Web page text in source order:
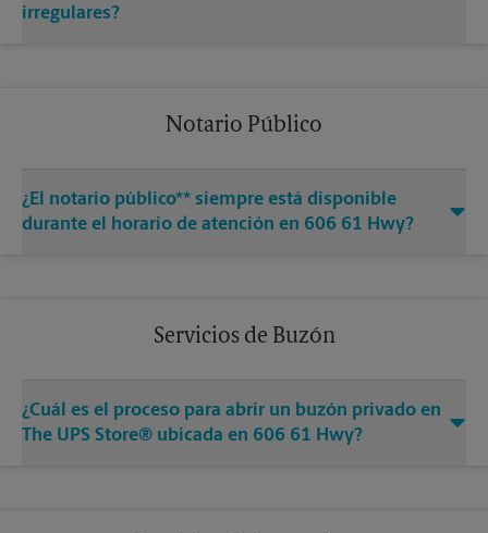
irregulares?
Notario Público
¿El notario público** siempre está disponible
durante el horario de atención en 606 61 Hwy?
Servicios de Buzón
¿Cuál es el proceso para abrir un buzón privado en
The UPS Store® ubicada en 606 61 Hwy?